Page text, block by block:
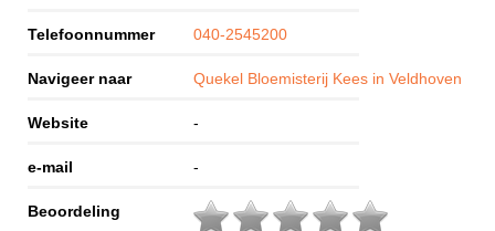
Telefoonnummer 040-2545200
Navigeer naar Quekel Bloemisterij Kees in Veldhoven
Website -
e-mail -
Beoordeling